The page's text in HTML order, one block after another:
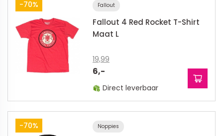
-70% Fallout
Fallout 4 Red Rocket T-Shirt
Maat L
19,99
6,-
Direct leverbaar
-70% Noppies